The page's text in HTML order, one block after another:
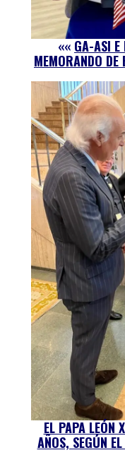
«« GA-ASI E
MEMORANDO
EL PAPA LEÓN
AÑOS, SEGÚN